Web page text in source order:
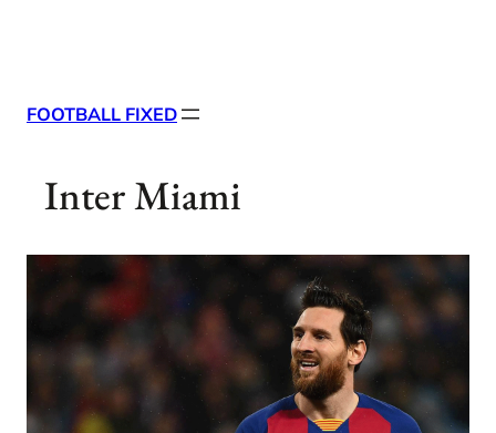
FOOTBALL FIXED
Inter Miami